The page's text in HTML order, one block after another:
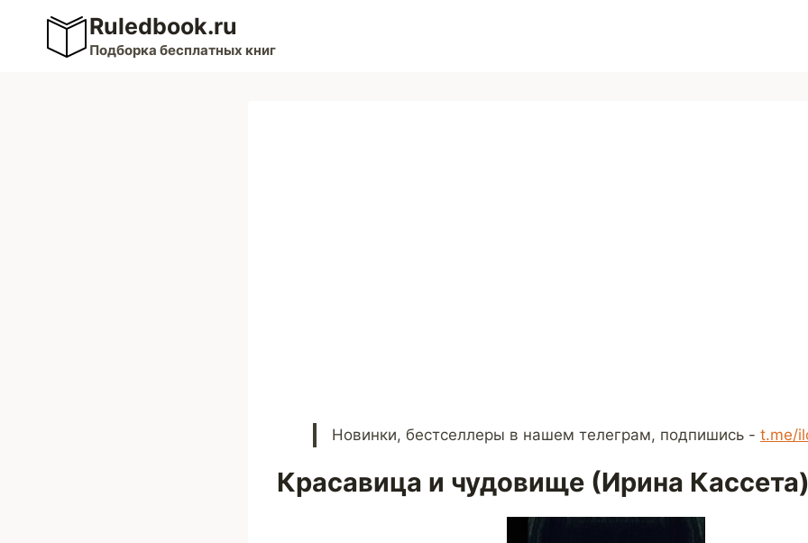
Перейти
содержимому
Ruledbook.ru
Подборка бесплатных книг
Новинки, бестселлеры в нашем телеграм, подпишись - t.me/
Красавица и чудовище (Ирина Кассета)